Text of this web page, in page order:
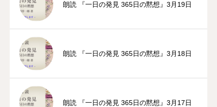
朗読 『一日の発見 365日の黙想』3月19日
朗読 『一日の発見 365日の黙想』3月18日
朗読 『一日の発見 365日の黙想』3月17日